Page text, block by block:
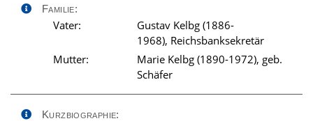
Familie:
Vater:
Gustav Kelbg (1886-
1968), Reichsbanksekretär
Mutter:
Marie Kelbg (1890-1972), geb.
Schäfer
Kurzbiographie: